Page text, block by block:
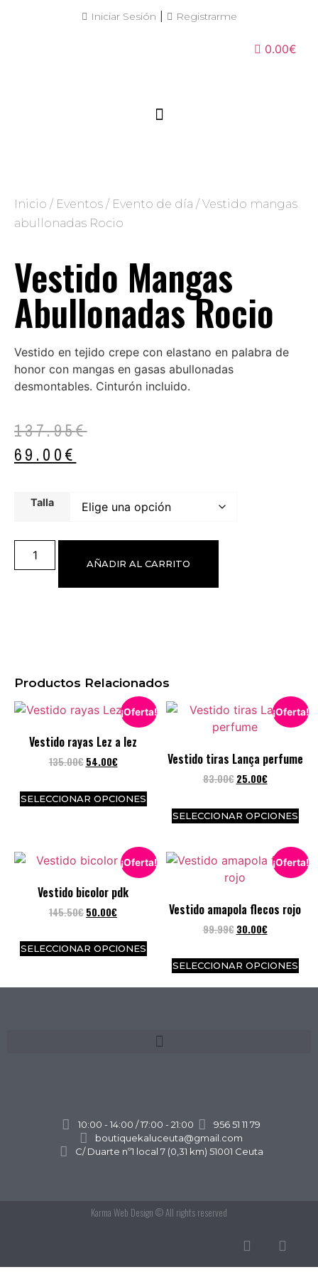
Iniciar Sesión Registrarme
0.00€
Inicio / Eventos / Evento de día / Vestido mangas
abullonadas Rocio
Vestido Mangas
Abullonadas Rocio
Vestido en tejido crepe con elastano en palabra de
honor con mangas en gasas abullonadas
desmontables. Cinturón incluido.
137.95€
69.00€
Talla
AÑADIR AL CARRITO
Productos Relacionados
¡Oferta!
Vestido rayas Lez a lez
135.00€ 54.00€
SELECCIONAR OPCIONES
¡Oferta!
Vestido tiras Lança perfume
83.00€ 25.00€
SELECCIONAR OPCIONES
¡Oferta!
Vestido bicolor pdk
145.50€ 50.00€
SELECCIONAR OPCIONES
¡Oferta!
Vestido amapola flecos rojo
99.99€ 30.00€
SELECCIONAR OPCIONES
10:00 - 14:00 / 17:00 - 21:00
956 51 11 79
boutiquekaluceuta@gmail.com
C/ Duarte nº1 local 7 (0,31 km) 51001 Ceuta
Karma Web Design © All rights reserved